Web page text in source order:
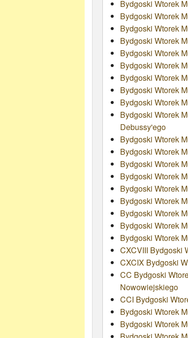
Bydgoski Wtorek
Bydgoski Wtorek
Bydgoski Wtorek
Bydgoski Wtorek
Bydgoski Wtorek
Bydgoski Wtorek
Bydgoski Wtorek
Bydgoski Wtorek
Bydgoski Wtorek
Bydgoski Wtorek
Debussy'ego
Bydgoski Wtorek
Bydgoski Wtorek
Bydgoski Wtorek
Bydgoski Wtorek
Bydgoski Wtorek
Bydgoski Wtorek
Bydgoski Wtorek
Bydgoski Wtorek
Bydgoski Wtorek
CXCVIII Bydgoski
CXCIX Bydgoski
CC Bydgoski
Nowowiejskiego
CCI Bydgoski
Bydgoski Wtorek
Bydgoski Wtorek